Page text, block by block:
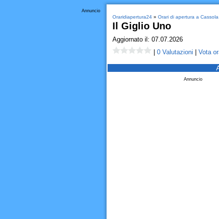
Annuncio
Oraridiapertura24» Orari di apertura a Cassola
Il Giglio Uno
Aggiornato il: 07.07.2026
0 Valutazioni Vota
Annuncio